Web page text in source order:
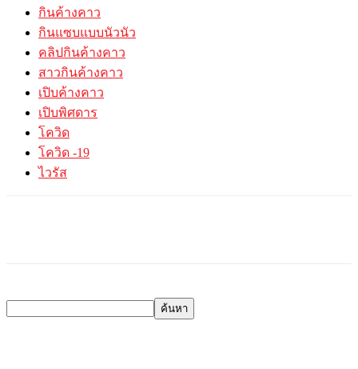
กินค้างคาว
กินแซบแบบนัวนัว
คลิปกินค้างคาว
สาวกินค้างคาว
เปิบค้างคาว
เปิบพิศดาร
โควิด
โควิด -19
ไวรัส